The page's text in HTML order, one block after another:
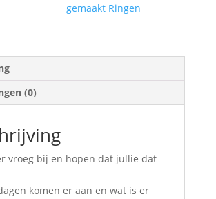
gemaakt Ringen
(0)
vroeg bij en hopen dat jullie dat
komen er aan en wat is er